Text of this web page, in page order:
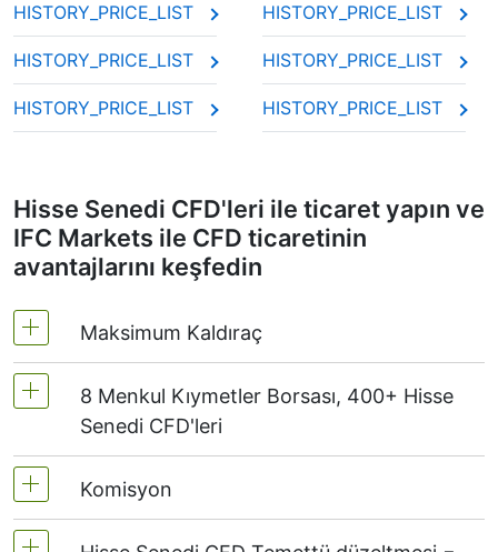
HISTORY_PRICE_LIST HISTORY_PRICE_LIST
HISTORY_PRICE_LIST HISTORY_PRICE_LIST
HISTORY_PRICE_LIST HISTORY_PRICE_LIST
Hisse Senedi CFD'leri ile ticaret yapın ve
IFC Markets ile CFD ticaretinin
avantajlarını keşfedin
Maksimum Kaldıraç
MetaTrader 4 ve MetaTrader 5 - 1:20 (marjin
%5)
NetTradeX'te hisse senedi CFD'lerinin kaldıraç
oranı işlem hesabı kaldıracına eşittir
8 Menkul Kıymetler Borsası, 400+ Hisse
Senedi CFD'leri
Biz dünyanın önde gelen 8 Menkul Kıymetler
Borsası'ndan 400'den fazla hisse senedi
Komisyon